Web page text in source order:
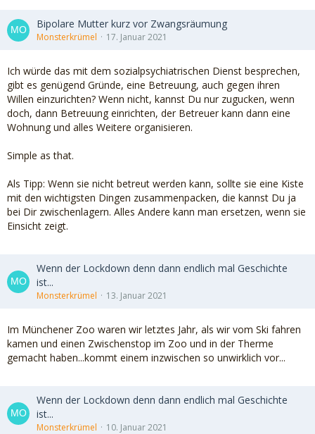
Bipolare Mutter kurz vor Zwangsräumung
Monsterkrümel 17. Januar 2021
Ich würde das mit dem sozialpsychiatrischen Dienst besprechen,
gibt es genügend Gründe, eine Betreuung, auch gegen ihren
Willen einzurichten? Wenn nicht, kannst Du nur zugucken, wenn
doch, dann Betreuung einrichten, der Betreuer kann dann eine
Wohnung und alles Weitere organisieren.
Simple as that.
Als Tipp: Wenn sie nicht betreut werden kann, sollte sie eine Kiste
mit den wichtigsten Dingen zusammenpacken, die kannst Du ja
bei Dir zwischenlagern. Alles Andere kann man ersetzen, wenn sie
Einsicht zeigt.
Wenn der Lockdown denn dann endlich mal Geschichte
ist...
Monsterkrümel 13. Januar 2021
Im Münchener Zoo waren wir letztes Jahr, als wir vom Ski fahren
kamen und einen Zwischenstop im Zoo und in der Therme
gemacht haben...kommt einem inzwischen so unwirklich vor...
Wenn der Lockdown denn dann endlich mal Geschichte
ist...
Monsterkrümel 10. Januar 2021